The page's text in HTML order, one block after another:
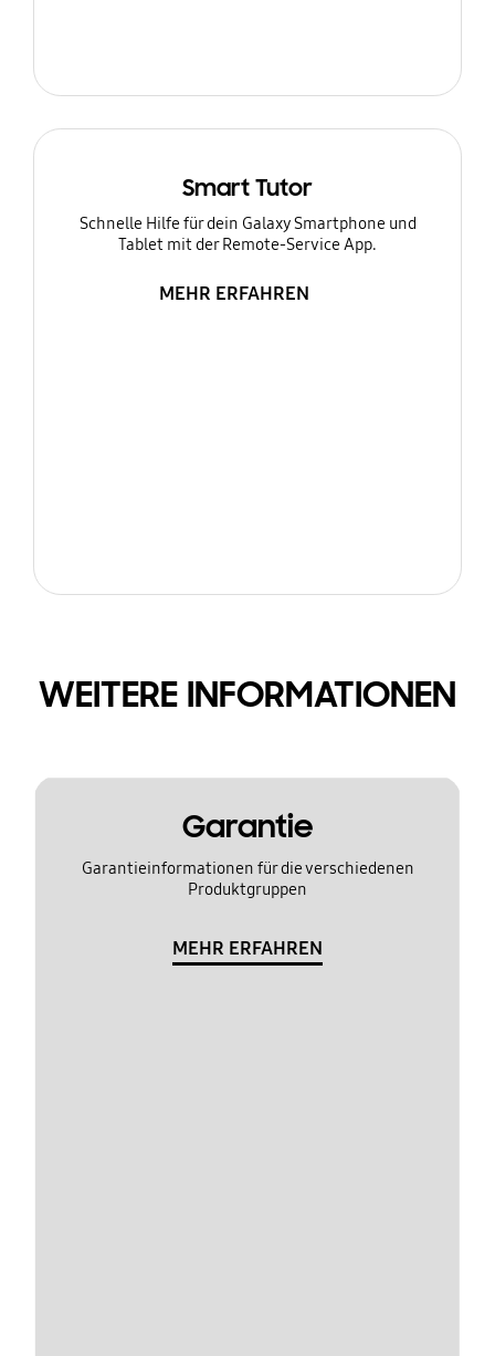
Smart Tutor
Schnelle Hilfe für dein Galaxy Smartphone und
Tablet mit der Remote-Service App.
MEHR ERFAHREN
WEITERE INFORMATIONEN
Garantie
Garantieinformationen für die verschiedenen
Produktgruppen
MEHR ERFAHREN